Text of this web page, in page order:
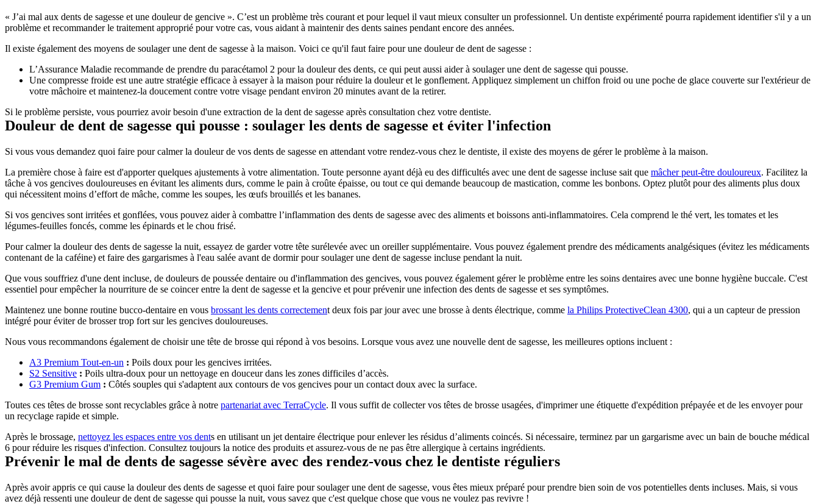
« J’ai mal aux dents de sagesse et une douleur de gencive ». C’est un problème très courant et pour lequel il vaut mieux consulter un professionnel. Un dentiste expérimenté pourra rapidement identifier s'il y a un
problème et recommander le traitement approprié pour votre cas, vous aidant à maintenir des dents saines pendant encore des années.
Il existe également des moyens de soulager une dent de sagesse à la maison. Voici ce qu'il faut faire pour une douleur de dent de sagesse :
L’Assurance Maladie recommande de prendre du paracétamol 2 pour la douleur des dents, ce qui peut aussi aider à soulager une dent de sagesse qui pousse.
Une compresse froide est une autre stratégie efficace à essayer à la maison pour réduire la douleur et le gonflement. Appliquez simplement un chiffon froid ou une poche de glace couverte sur l'extérieur de
votre mâchoire et maintenez-la doucement contre votre visage pendant environ 20 minutes avant de la retirer.
Si le problème persiste, vous pourriez avoir besoin d'une extraction de la dent de sagesse après consultation chez votre dentiste.
Douleur de dent de sagesse qui pousse : soulager les dents de sagesse et éviter l'infection
Si vous vous demandez quoi faire pour calmer la douleur de vos dents de sagesse en attendant votre rendez-vous chez le dentiste, il existe des moyens de gérer le problème à la maison.
La première chose à faire est d'apporter quelques ajustements à votre alimentation. Toute personne ayant déjà eu des difficultés avec une dent de sagesse incluse sait que mâcher peut-être douloureux. Facilitez la
tâche à vos gencives douloureuses en évitant les aliments durs, comme le pain à croûte épaisse, ou tout ce qui demande beaucoup de mastication, comme les bonbons. Optez plutôt pour des aliments plus doux
qui nécessitent moins d’effort de mâche, comme les soupes, les œufs brouillés et les bananes.
Si vos gencives sont irritées et gonflées, vous pouvez aider à combattre l’inflammation des dents de sagesse avec des aliments et boissons anti-inflammatoires. Cela comprend le thé vert, les tomates et les
légumes-feuilles foncés, comme les épinards et le chou frisé.
Pour calmer la douleur des dents de sagesse la nuit, essayez de garder votre tête surélevée avec un oreiller supplémentaire. Vous pouvez également prendre des médicaments analgésiques (évitez les médicaments
contenant de la caféine) et faire des gargarismes à l'eau salée avant de dormir pour soulager une dent de sagesse incluse pendant la nuit.
Que vous souffriez d'une dent incluse, de douleurs de poussée dentaire ou d'inflammation des gencives, vous pouvez également gérer le problème entre les soins dentaires avec une bonne hygiène buccale. C'est
essentiel pour empêcher la nourriture de se coincer entre la dent de sagesse et la gencive et pour prévenir une infection des dents de sagesse et ses symptômes.
Maintenez une bonne routine bucco-dentaire en vous brossant les dents correctement deux fois par jour avec une brosse à dents électrique, comme la Philips ProtectiveClean 4300, qui a un capteur de pression
intégré pour éviter de brosser trop fort sur les gencives douloureuses.
Nous vous recommandons également de choisir une tête de brosse qui répond à vos besoins. Lorsque vous avez une nouvelle dent de sagesse, les meilleures options incluent :
A3 Premium Tout-en-un : Poils doux pour les gencives irritées.
S2 Sensitive : Poils ultra-doux pour un nettoyage en douceur dans les zones difficiles d’accès.
G3 Premium Gum : Côtés souples qui s'adaptent aux contours de vos gencives pour un contact doux avec la surface.
Toutes ces têtes de brosse sont recyclables grâce à notre partenariat avec TerraCycle. Il vous suffit de collecter vos têtes de brosse usagées, d'imprimer une étiquette d'expédition prépayée et de les envoyer pour
un recyclage rapide et simple.
Après le brossage, nettoyez les espaces entre vos dents en utilisant un jet dentaire électrique pour enlever les résidus d’aliments coincés. Si nécessaire, terminez par un gargarisme avec un bain de bouche médical
6 pour réduire les risques d'infection. Consultez toujours la notice des produits et assurez-vous de ne pas être allergique à certains ingrédients.
Prévenir le mal de dents de sagesse sévère avec des rendez-vous chez le dentiste réguliers
Après avoir appris ce qui cause la douleur des dents de sagesse et quoi faire pour soulager une dent de sagesse, vous êtes mieux préparé pour prendre bien soin de vos potentielles dents incluses. Mais, si vous
avez déjà ressenti une douleur de dent de sagesse qui pousse la nuit, vous savez que c'est quelque chose que vous ne voulez pas revivre !